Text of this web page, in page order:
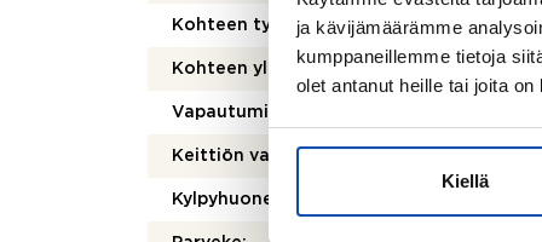
ja kävijämäärämme
kumppaneillemme tietoja
olet antanut heille tai joita
Kiellä
Kohteen tyyppi:
Kohteen yleiskunto:
Vapautuminen:
Keittiön varusteet:
Kylpyhuoneen varusteet: